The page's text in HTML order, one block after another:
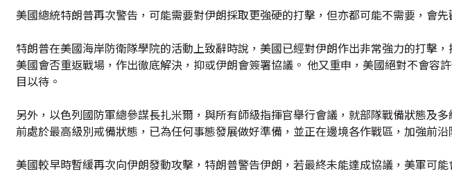
美國總統特朗普再次警告，可能需要對伊朗採取更強硬的打擊，但亦都可能不需要，會先
特朗普在美國海岸防衛隊學院的活動上致辭時說，美國已經對伊朗作出非常強力的打擊
美國會否重返戰場，作出徹底解決，抑或伊朗會簽署協議。 他又重申，美國絕對不會容
目以待。
另外，以色列國防軍總參謀長扎米爾，與所有師級指揮官舉行會議，就部隊戰備狀態及
前處於最高級別戒備狀態，已為任何事態發展做好準備，並正在邊境各作戰區，加強前
美國較早時暫緩再次向伊朗發動攻擊，特朗普警告伊朗，若最終未能達成協議，美軍可